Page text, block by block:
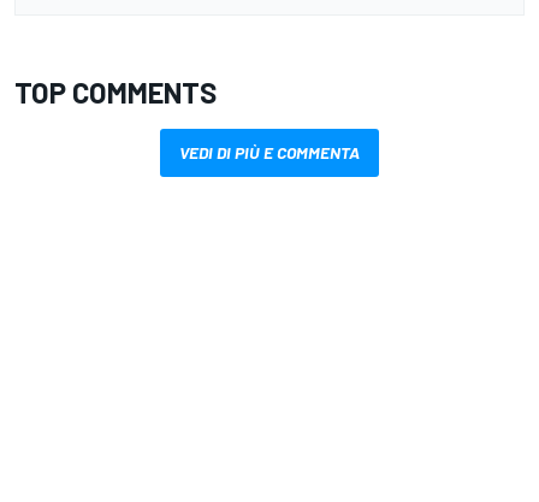
TOP COMMENTS
VEDI DI PIÙ E COMMENTA